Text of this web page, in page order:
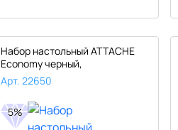
Набор настольный ATTACHE
Economy черный,
вращающийся..
Арт. 22650
5%